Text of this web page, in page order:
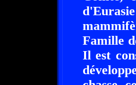
Famille
Il est